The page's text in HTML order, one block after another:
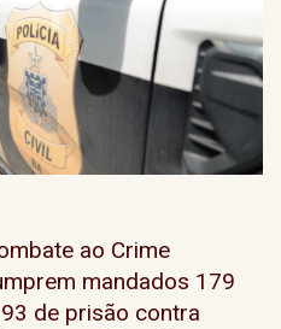
ao Crime
mandados 179
de prisão contra